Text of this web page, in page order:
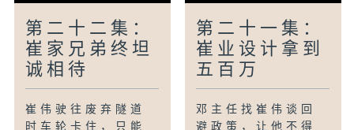
第二十二集：
崔家兄弟终坦
诚相待
崔伟驶往废弃隧道
时车轮卡住，只能
第二十一集：
崔业设计拿到
五百万
邓主任找崔伟谈回
避政策，让他不得